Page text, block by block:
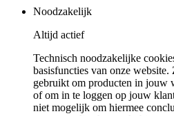
Noodzakelijk
Altijd actief
Technisch noodzakelijke
basisfuncties van onze
gebruikt om producten in jouw
of om in te loggen op jouw
niet mogelijk om hiermee